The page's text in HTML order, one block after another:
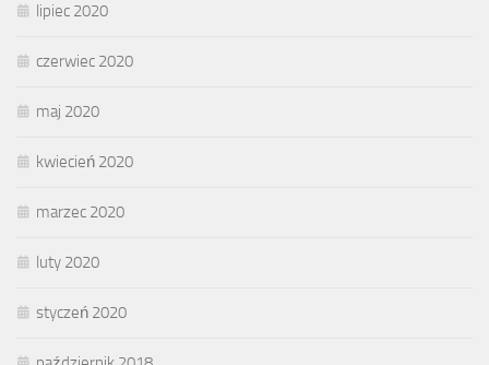
lipiec 2020
czerwiec 2020
maj 2020
kwiecień 2020
marzec 2020
luty 2020
styczeń 2020